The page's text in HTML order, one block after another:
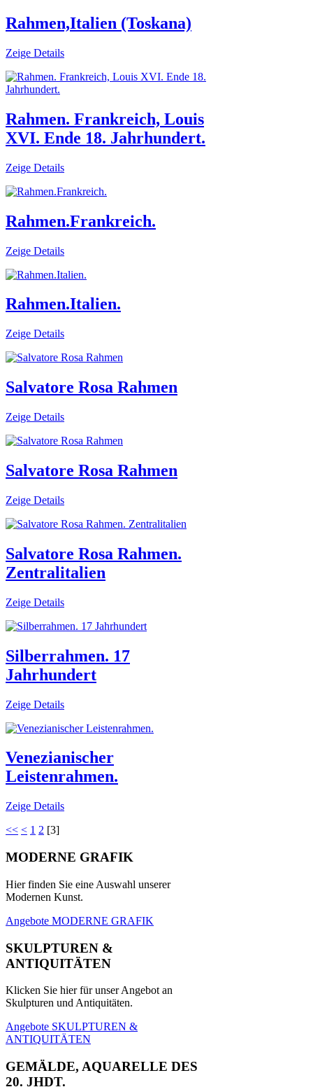
Rahmen,Italien (Toskana)
Zeige Details
Rahmen. Frankreich, Louis
XVI. Ende 18. Jahrhundert.
Zeige Details
Rahmen.Frankreich.
Zeige Details
Rahmen.Italien.
Zeige Details
Salvatore Rosa Rahmen
Zeige Details
Salvatore Rosa Rahmen
Zeige Details
Salvatore Rosa Rahmen.
Zentralitalien
Zeige Details
Silberrahmen. 17
Jahrhundert
Zeige Details
Venezianischer
Leistenrahmen.
Zeige Details
<< < 1 2 [3]
MODERNE GRAFIK
Hier finden Sie eine Auswahl unserer
Modernen Kunst.
Angebote MODERNE GRAFIK
SKULPTUREN &
ANTIQUITÄTEN
Klicken Sie hier für unser Angebot an
Skulpturen und Antiquitäten.
Angebote SKULPTUREN &
ANTIQUITÄTEN
GEMÄLDE, AQUARELLE DES
20. JHDT.